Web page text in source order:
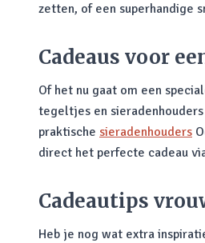
zetten, of een superhandige
Cadeaus voor
Of het nu gaat om een
tegeltjes en
praktische sieradenhouders
direct het perfecte cadeau
Cadeautips
Heb je nog wat extra